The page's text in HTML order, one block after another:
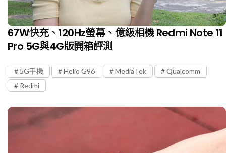
67W快充、120Hz螢幕、億級相機 Redmi Note 11
Pro 5G與4G版開箱評測
5G手機 Helio G96 MediaTek
Qualcomm
Redmi